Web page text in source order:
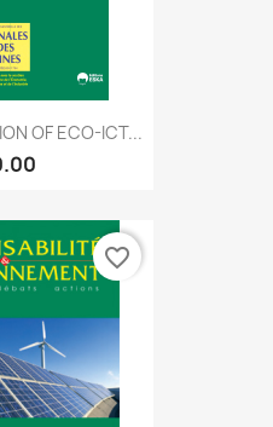
OF ECO-ICT...
favorite_border